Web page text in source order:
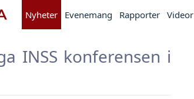
Nyheter Evenemang Rapporter Videor
INSS konferensen i